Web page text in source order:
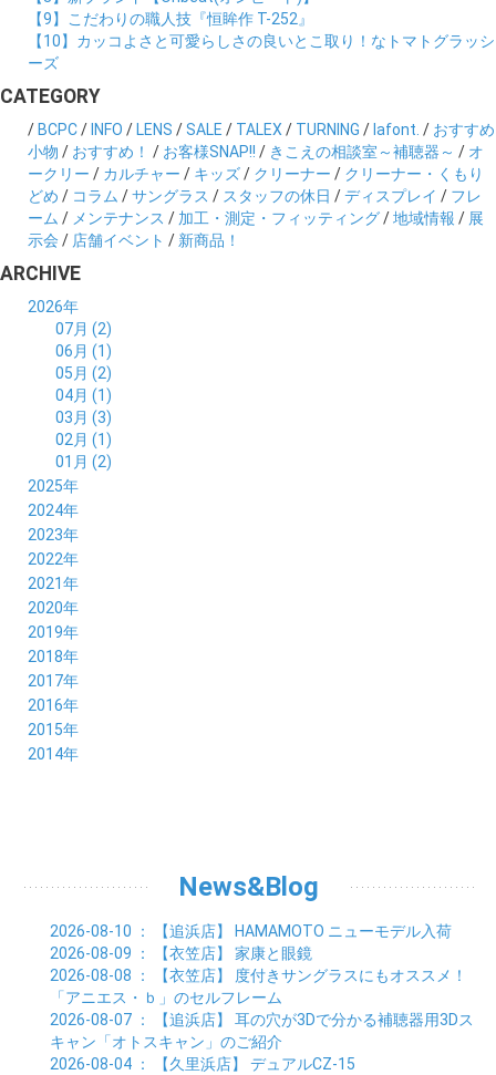
【9】こだわりの職人技『恒眸作 T-252』
【10】カッコよさと可愛らしさの良いとこ取り！なトマトグラッシ
ーズ
CATEGORY
/BCPC/INFO /LENS /SALE / TALEX / TURNING /lafont. / おすすめ
小物 / おすすめ！ / お客様SNAP!! / きこえの相談室～補聴器～ / オ
ークリー / カルチャー / キッズ/ クリーナー / クリーナー・くもり
どめ / コラム /サングラス / スタッフの休日 /ディスプレイ / フレ
ーム / メンテナンス / 加工・測定・フィッティング/地域情報 / 展
示会 / 店舗イベント / 新商品！
ARCHIVE
2026年
07月 (2)
06月 (1)
05月 (2)
04月 (1)
03月 (3)
02月 (1)
01月 (2)
2025年
12月 (2)
11月 (2)
10月 (3)
09月 (3)
08月 (4)
07月 (4)
06月 (4)
05月 (4)
04月 (1)
03月 (3)
02月 (4)
01月 (4)
2024年
12月 (6)
11月 (5)
10月 (4)
09月 (6)
08月 (5)
07月 (5)
06月 (4)
05月 (3)
04月 (7)
03月 (5)
02月 (7)
2023年
12月 (5)
11月 (4)
10月 (5)
09月 (6)
08月 (7)
07月 (7)
06月 (7)
05月 (8)
04月 (8)
03月 (9)
2022年
12月 (9)
11月 (5)
10月 (8)
09月 (7)
08月 (5)
07月 (9)
06月 (10)
05月 (9)
04月 (7)
2021年
12月 (5)
11月 (5)
10月 (5)
09月 (5)
08月 (11)
07月 (4)
06月 (7)
05月 (8)
2020年
12月 (7)
11月 (6)
10月 (8)
09月 (10)
08月 (10)
07月 (7)
06月 (7)
2019年
12月 (8)
11月 (9)
10月 (9)
09月 (7)
08月 (8)
07月 (7)
2018年
12月 (8)
11月 (8)
10月 (7)
09月 (10)
08月 (8)
01月 (7)
2017年
12月 (7)
11月 (8)
10月 (7)
02月 (6)
01月 (9)
2016年
12月 (9)
11月 (5)
03月 (7)
02月 (6)
01月 (9)
2015年
12月 (9)
06月 (5)
2014年
News&Blog
2026-08-10 ： 【追浜店】 HAMAMOTO ニューモデル入荷
2026-08-09 ： 【衣笠店】 家康と眼鏡
2026-08-08 ： 【衣笠店】
度付きサングラスにもオススメ！
「アニエス・ｂ」のセルフレーム
2026-08-07 ： 【追浜店】 耳の穴が3Dで分かる補聴器用3Dス
キャン「オトスキャン」のご紹介
2026-08-04 ： 【久里浜店】 デュアルCZ-15